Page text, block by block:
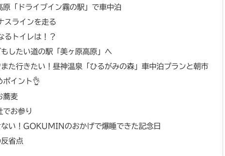
原「ドライブイン霧の駅」で車中泊
スラインを走る
るトイレは！？
したい道の駅「美ヶ原高原」へ
た行きたい！昼神温泉「ひるがみの森」車中泊プランと朝市
ポイント👌
蕎麦
でお参り
ない！GOKUMINのおかげで爆睡できた記念日
省点